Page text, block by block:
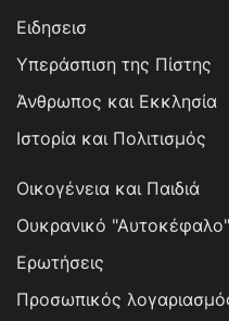
Ειδησεισ
Υπεράσπιση της Πίστης
Άνθρωπος και Εκκλησία
Ιστορία και Πολιτισμός
Οικογένεια και Παιδιά
Ουκρανικό "Αυτοκέφαλο"
Ερωτήσεις
Προσωπικός